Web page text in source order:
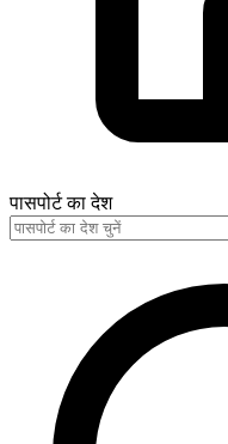
पासपोर्ट का देश